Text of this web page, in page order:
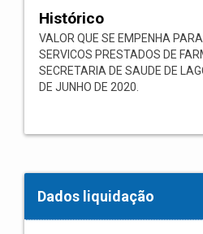
Histórico
VALOR QUE SE EMPENHA
SERVICOS PRESTADOS DE
SECRETARIA DE SAUDE DE
DE JUNHO DE 2020.
Dados liquidação